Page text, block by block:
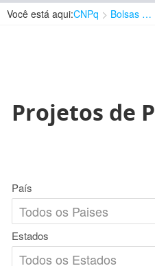
Você está aqui:CNPq Bolsas e Auxílios Vigentes
Projetos de
País
Estados